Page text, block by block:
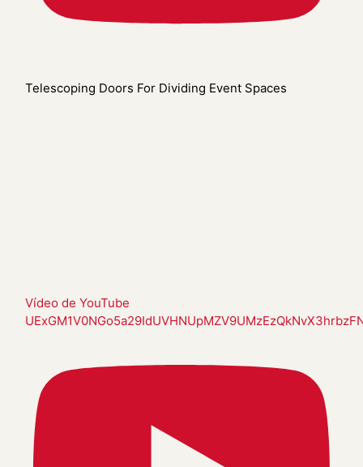
Telescoping Doors For Dividing Event Spaces
Vídeo de YouTube